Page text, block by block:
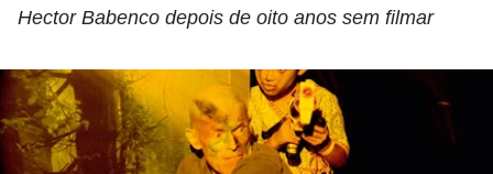
Hector Babenco depois de oito anos sem filmar